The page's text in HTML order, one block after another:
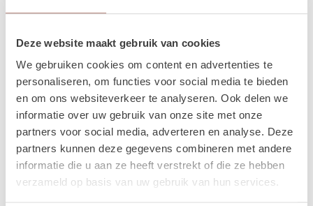
Deze website maakt gebruik van cookies
We gebruiken cookies om content en advertenties te
personaliseren, om functies voor social media te bieden
en om ons websiteverkeer te analyseren. Ook delen we
informatie over uw gebruik van onze site met onze
partners voor social media, adverteren en analyse. Deze
partners kunnen deze gegevens combineren met andere
informatie die u aan ze heeft verstrekt of die ze hebben
verzameld op basis van uw gebruik van hun services.